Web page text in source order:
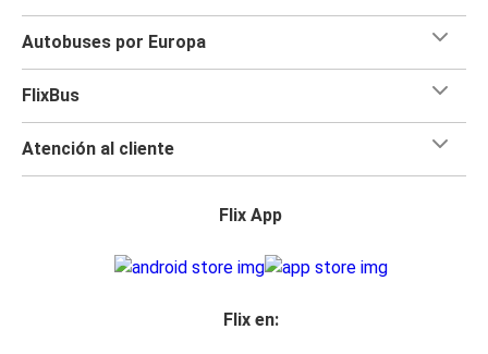
Autobuses por Europa
FlixBus
Atención al cliente
Flix App
Flix en: